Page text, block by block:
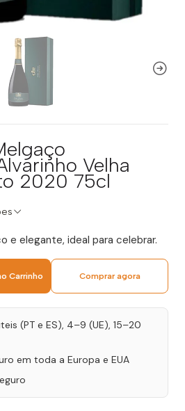
Velha
2020 75cl
e elegante, ideal para celebrar.
Carrinho Comprar agora
(PT e ES), 4–9 (UE), 15–20
em toda a Europa e EUA